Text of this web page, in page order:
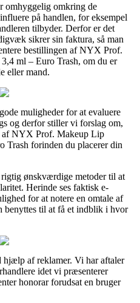
omhyggelig omkring de
på handlen, for eksempel
tilbyder. Derfor er det
sikrer sin faktura, så man
bestillingen af NYX Prof.
ml – Euro Trash, om du er
eller mand.
muligheder for at evaluere
og derfor stiller vi forslag om,
af NYX Prof. Makeup Lip
Trash forinden du placerer din
ønskværdige metoder til at
Herinde ses faktisk e-
for at notere en omtale af
benyttes til at få et indblik i hvor
hjælp af reklamer. Vi har aftaler
idet vi præsenterer
honorar forudsat en bruger